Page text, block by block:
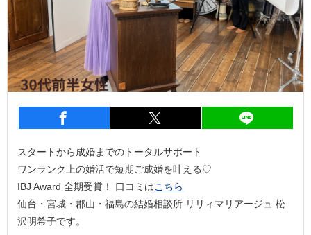
シェア シェア
スタートから成婚までのトータルサポート
ワンランク上の婚活で短期ご成婚を叶える♡
IBJ Award 全期受賞！ 口コミはこちら
仙台・宮城・郡山・福島の結婚相談所 リリィマリアージュ 松
沢明希子です。